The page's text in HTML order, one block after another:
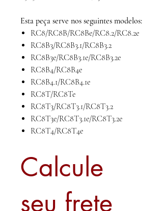
Esta peça serve nos seguintes modelos:
RC8/RC8B/RC8Be/RC8.2/RC8.2e
RC8B3/RC8B3.1/RC8B3.2
RC8B3e/RC8B3.1e/RC8B3.2e
RC8B4/RC8B4e
RC8B4.1/RC8B4.1e
RC8T/RC8Te
RC8T3/RC8T3.1/RC8T3.2
RC8T3e/RC8T3.1e/RC8T3.2e
RC8T4/RC8T4e
Calcule
seu frete